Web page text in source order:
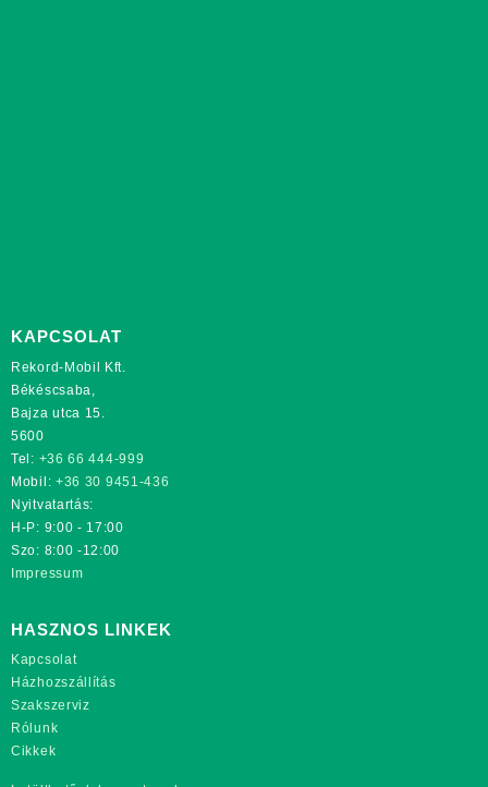
KAPCSOLAT
Rekord-Mobil Kft.
Békéscsaba,
Bajza utca 15.
5600
Tel: +36 66 444-999
Mobil: +36 30 9451-436
Nyitvatartás:
H-P: 9:00 - 17:00
Szo: 8:00 -12:00
Impressum
HASZNOS LINKEK
Kapcsolat
Házhozszállítás
Szakszerviz
Rólunk
Cikkek